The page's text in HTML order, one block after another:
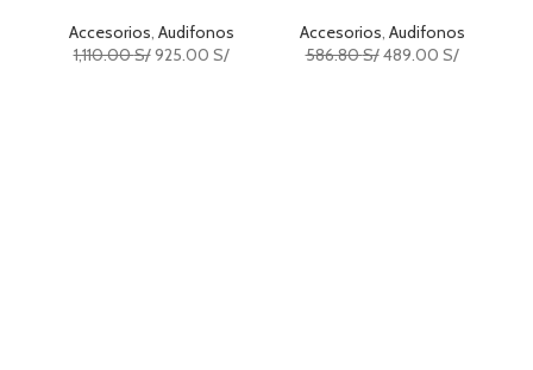
Accesorios Audifonos
1,110.00S/925.00 S/
Accesorios Audifonos
586.80S/489.00 S/